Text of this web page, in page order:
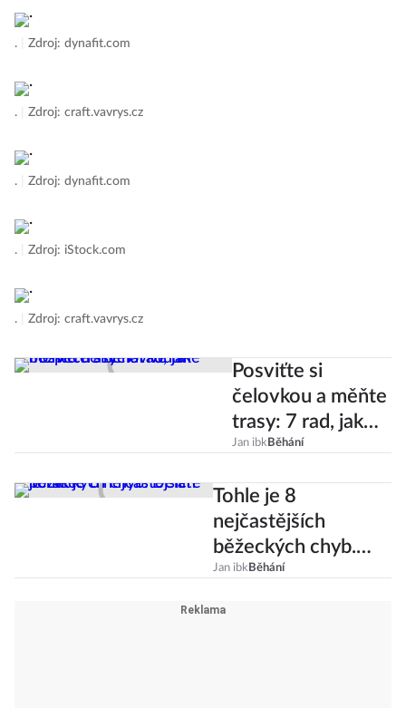
. Zdroj: dynafit.com
. Zdroj: craft.vavrys.cz
. Zdroj: dynafit.com
. Zdroj: iStock.com
. Zdroj: craft.vavrys.cz
Posviťte si
čelovkou a měňte
trasy: 7 rad, jak
bezpečně běhat
Jan ibk Běhání
Tohle je 8
nejčastějších
běžeckých chyb.
Děláte je také?
Jan ibk Běhání